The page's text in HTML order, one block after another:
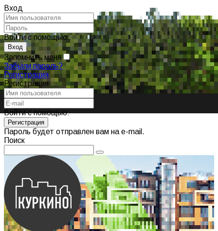
Вход
Войти с помощью:
Запомнить меня
Забыли пароль?
Регистрация
Регистрация
Войти с помощью:
Пароль будет отправлен вам на e-mail.
Поиск